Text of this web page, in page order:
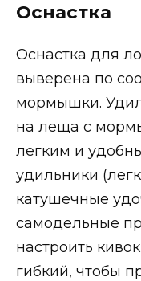
Оснастка
Оснастка для
выверена по
мормышки.
на леща с
легким и
удильники
катушечные
самодельные
настроить
гибкий, чтобы